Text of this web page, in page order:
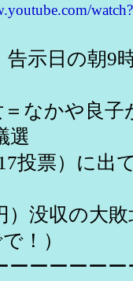
日の朝9時
かや良子
選
票）に出て
収の大敗
！）
ーーーーー